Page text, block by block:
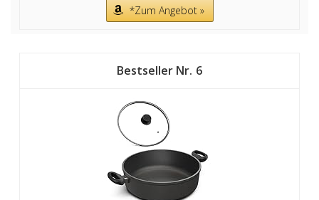
*Zum Angebot »
6